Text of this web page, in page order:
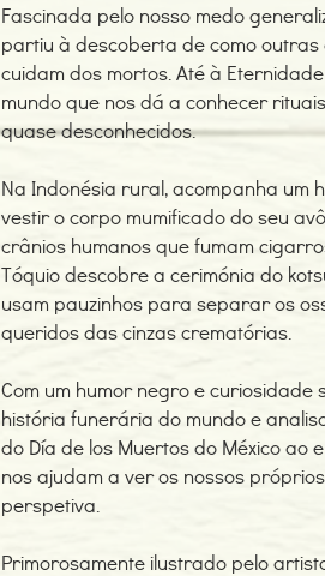
Fascinada pelo nosso medo
partiu à descoberta de como
cuidam dos mortos. Até à
mundo que nos dá a conhecer
quase desconhecidos.
Na Indonésia rural, acompanha um
vestir o corpo mumificado do seu
crânios humanos que fumam
Tóquio descobre a cerimónia do
usam pauzinhos para separar os
queridos das cinzas crematórias.
Com um humor negro e curiosidade
história funerária do mundo e
do Día de los Muertos do México ao
nos ajudam a ver os nossos
perspetiva.
Primorosamente ilustrado pelo